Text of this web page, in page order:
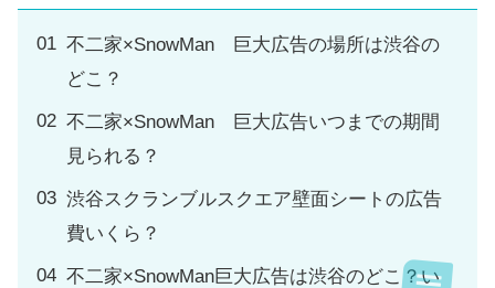
不二家×SnowMan 巨大広告の場所は渋谷の
どこ？
不二家×SnowMan 巨大広告いつまでの期間
見られる？
渋谷スクランブルスクエア壁面シートの広告
費いくら？
不二家×SnowMan巨大広告は渋谷のどこ？い